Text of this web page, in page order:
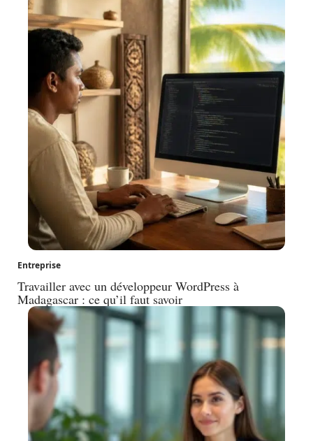
Entreprise
Travailler avec un développeur WordPress à
Madagascar : ce qu’il faut savoir